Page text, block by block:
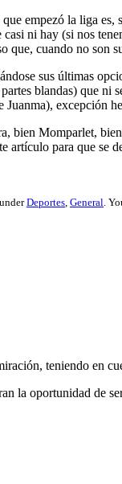
empezó la liga
ni hay (si nos
que, cuando no son
sus últimas
blandas) que
Juanma), excepción
bien Momparlet,
artículo para que se
Deportes General .
teniendo en
la oportunidad de